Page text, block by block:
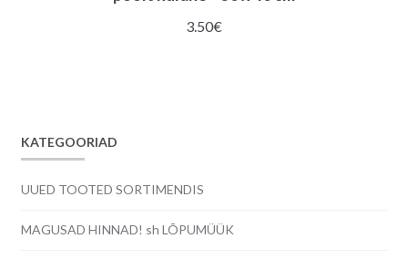
3.50€
KATEGOORIAD
UUED TOOTED SORTIMENDIS
MAGUSAD HINNAD! sh LÕPUMÜÜK